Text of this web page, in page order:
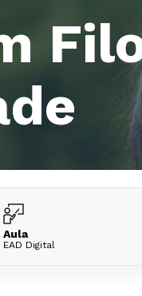
Aula
EAD Digital